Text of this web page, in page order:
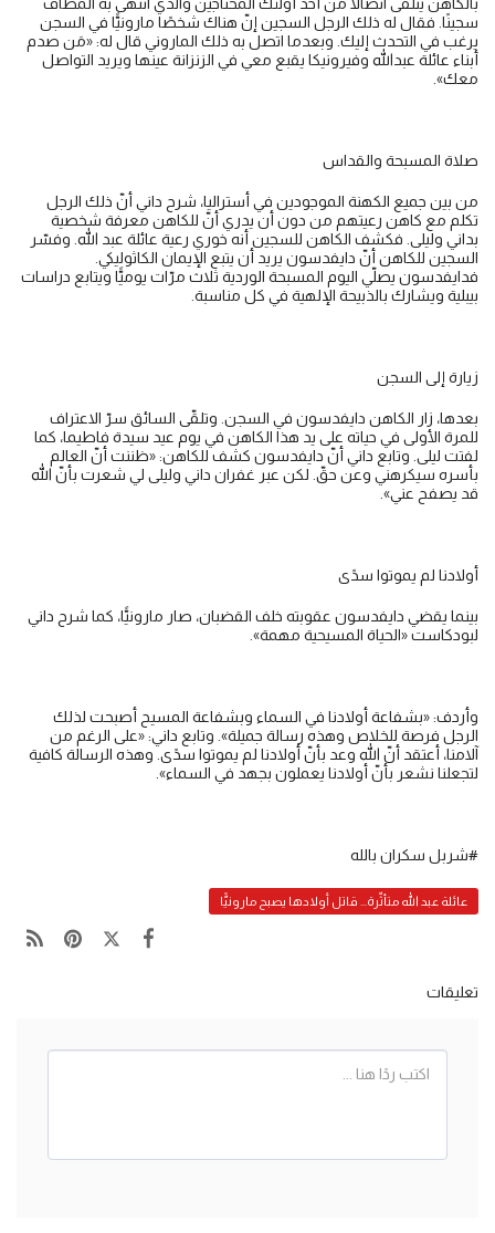
بالكاهن يتلقى اتصالًا من أحد أولئك المحتاجين والذي انتهى به المطاف
سجينًا. فقال له ذلك الرجل السجين إنّ هناك شخصًا مارونيًّا في السجن
يرغب في التحدث إليك. وبعدما اتصل به ذلك الماروني قال له: «مَن صدم
أبناء عائلة عبدالله وفيرونيكا يقبع معي في الزنزانة عينها ويريد التواصل
معك».
صلاة المسبحة والقداس
من بين جميع الكهنة الموجودين في أستراليا، شرح داني أنّ ذلك الرجل
تكلم مع كاهن رعيتهم من دون أن يدري أنّ للكاهن معرفة شخصية
بداني وليلى. فكشف الكاهن للسجين أنه خوري رعية عائلة عبد الله. وفسّر
السجين للكاهن أنّ دايفدسون يريد أن يتبع الإيمان الكاثوليكي.
فدايفدسون يصلّي اليوم المسبحة الوردية ثلاث مرّات يوميًّا ويتابع دراسات
بيبلية ويشارك بالذبيحة الإلهية في كل مناسبة.
زيارة إلى السجن
بعدها، زار الكاهن دايفدسون في السجن. وتلقّى السائق سرّ الاعتراف
للمرة الأولى في حياته على يد هذا الكاهن في يوم عيد سيدة فاطيما، كما
لفتت ليلى. وتابع داني أنّ دايفدسون كشف للكاهن: «ظننت أنّ العالم
بأسره سيكرهني وعن حقّ. لكن عبر غفران داني وليلى لي شعرت بأنّ الله
قد يصفح عني».
أولادنا لم يموتوا سدًى
بينما يقضي دايفدسون عقوبته خلف القضبان، صار مارونيًّا، كما شرح داني
لبودكاست «الحياة المسيحية مهمة».
وأردف: «بشفاعة أولادنا في السماء وبشفاعة المسيح أصبحت لذلك
الرجل فرصة للخلاص وهذه رسالة جميلة». وتابع داني: «على الرغم من
آلامنا، أعتقد أنّ الله وعد بأنّ أولادنا لم يموتوا سدًى. وهذه الرسالة كافية
لتجعلنا نشعر بأنّ أولادنا يعملون بجهد في السماء».
#شربل سكران بالله
عائلة عبد الله متأثّرة... قاتل أولادها يصبح مارونيًّا
تعليقات